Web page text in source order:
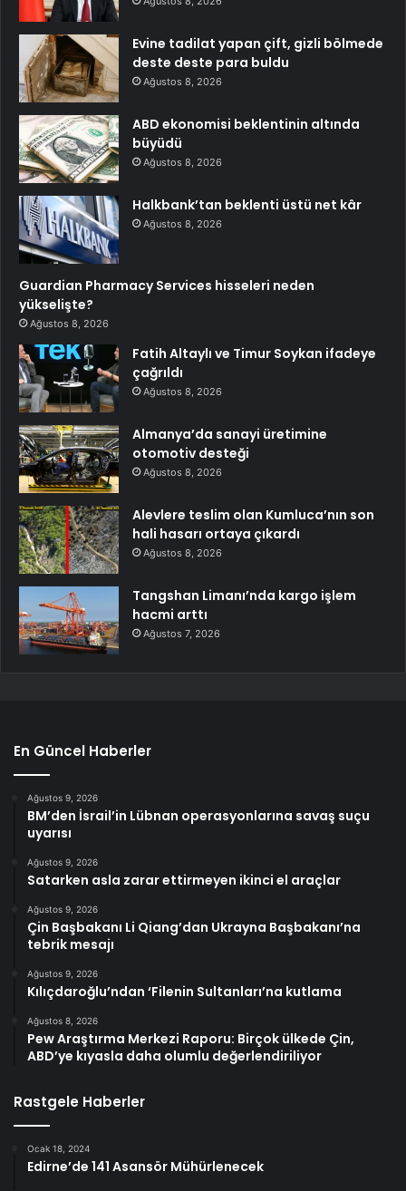
Evine tadilat yapan çift, gizli bölmede
deste deste para buldu
Ağustos 8, 2026
ABD ekonomisi beklentinin altında
büyüdü
Ağustos 8, 2026
Halkbank’tan beklenti üstü net kâr
Ağustos 8, 2026
Guardian Pharmacy Services hisseleri neden
yükselişte?
Ağustos 8, 2026
Fatih Altaylı ve Timur Soykan ifadeye
çağrıldı
Ağustos 8, 2026
Almanya’da sanayi üretimine
otomotiv desteği
Ağustos 8, 2026
Alevlere teslim olan Kumluca’nın son
hali hasarı ortaya çıkardı
Ağustos 8, 2026
Tangshan Limanı’nda kargo işlem
hacmi arttı
Ağustos 7, 2026
En Güncel Haberler
Ağustos 9, 2026
BM’den İsrail’in Lübnan operasyonlarına savaş suçu
uyarısı
Ağustos 9, 2026
Satarken asla zarar ettirmeyen ikinci el araçlar
Ağustos 9, 2026
Çin Başbakanı Li Qiang’dan Ukrayna Başbakanı’na
tebrik mesajı
Ağustos 9, 2026
Kılıçdaroğlu’ndan ‘Filenin Sultanları’na kutlama
Ağustos 8, 2026
Pew Araştırma Merkezi Raporu: Birçok ülkede Çin,
ABD’ye kıyasla daha olumlu değerlendiriliyor
Rastgele Haberler
Ocak 18, 2024
Edirne’de 141 Asansör Mühürlenecek